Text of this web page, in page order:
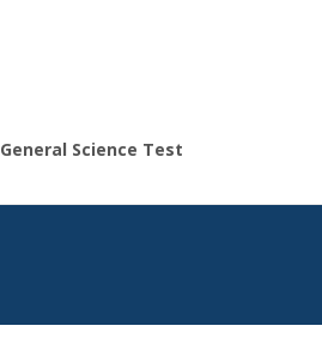
General Science Test